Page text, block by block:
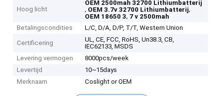
Hoog licht
OEM 2500mah 32700 Lithiumbatterij
, OEM 3.7v 32700 Lithiumbatterij,
OEM 18650 3, 7 v 2500mah
Betalingscondities
L/C, D/A, D/P, T/T, Western Union
Certificering
UL, CE, FCC, RoHS, Un38.3, CB,
IEC62133, MSDS
Levering vermogen
8000pcs/week
Levertijd
10~15days
Merknaam
Coslight or OEM